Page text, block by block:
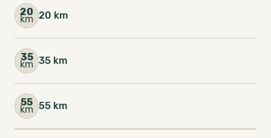
20
km 20 km
35
km 35 km
55
km 55 km